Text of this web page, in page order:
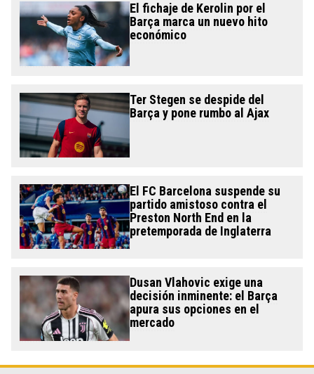
El fichaje de Kerolin por el
Barça marca un nuevo hito
económico
Ter Stegen se despide del
Barça y pone rumbo al Ajax
El FC Barcelona suspende su
partido amistoso contra el
Preston North End en la
pretemporada de Inglaterra
Dusan Vlahovic exige una
decisión inminente: el Barça
apura sus opciones en el
mercado